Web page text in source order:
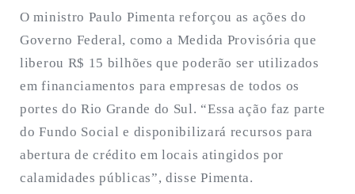
O ministro Paulo Pimenta reforçou as ações do
Governo Federal, como a Medida Provisória que
liberou R$ 15 bilhões que poderão ser utilizados
em financiamentos para empresas de todos os
portes do Rio Grande do Sul. “Essa ação faz parte
do Fundo Social e disponibilizará recursos para
abertura de crédito em locais atingidos por
calamidades públicas”, disse Pimenta.